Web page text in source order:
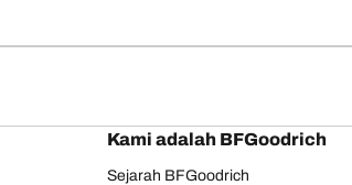
Kami adalah BFGoodrich
Sejarah BFGoodrich